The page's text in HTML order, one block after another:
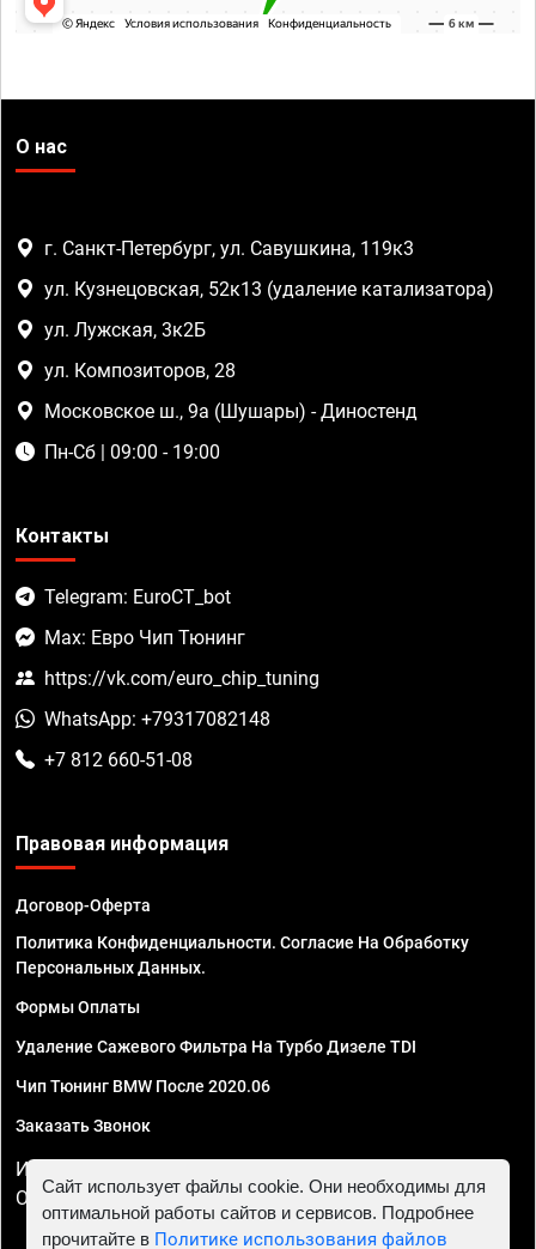
О нас
г. Санкт-Петербург, ул. Савушкина, 119к3
ул. Кузнецовская, 52к13 (удаление катализатора)
ул. Лужская, 3к2Б
ул. Композиторов, 28
Московское ш., 9а (Шушары) - Диностенд
Пн-Сб | 09:00 - 19:00
Контакты
Telegram: EuroCT_bot
Max: Евро Чип Тюнинг
https://vk.com/euro_chip_tuning
WhatsApp: +79317082148
+7 812 660-51-08
Правовая информация
Договор-Оферта
Политика Конфиденциальности. Согласие На Обработку
Персональных Данных.
Формы Оплаты
Удаление Сажевого Фильтра На Турбо Дизеле TDI
Чип Тюнинг BMW После 2020.06
Заказать Звонок
ИП Смирнов Георгий Павлович. ИНН 781302555843,
ОГРНИП 324470400032610
Сайт использует файлы cookie. Они необходимы для
оптимальной работы сайтов и сервисов. Подробнее
прочитайте в Политике использования файлов